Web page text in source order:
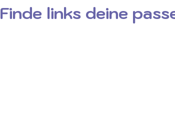
Finde links deine